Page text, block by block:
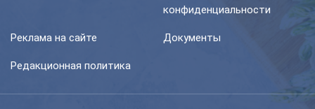
конфиденциальности
Реклама на сайте Документы
Редакционная политика